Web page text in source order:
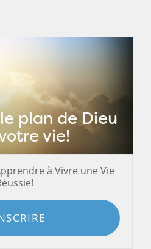
plan de Dieu
vie!
à Vivre une Vie